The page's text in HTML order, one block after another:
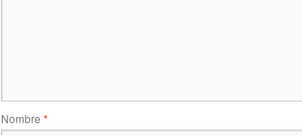
Nombre *